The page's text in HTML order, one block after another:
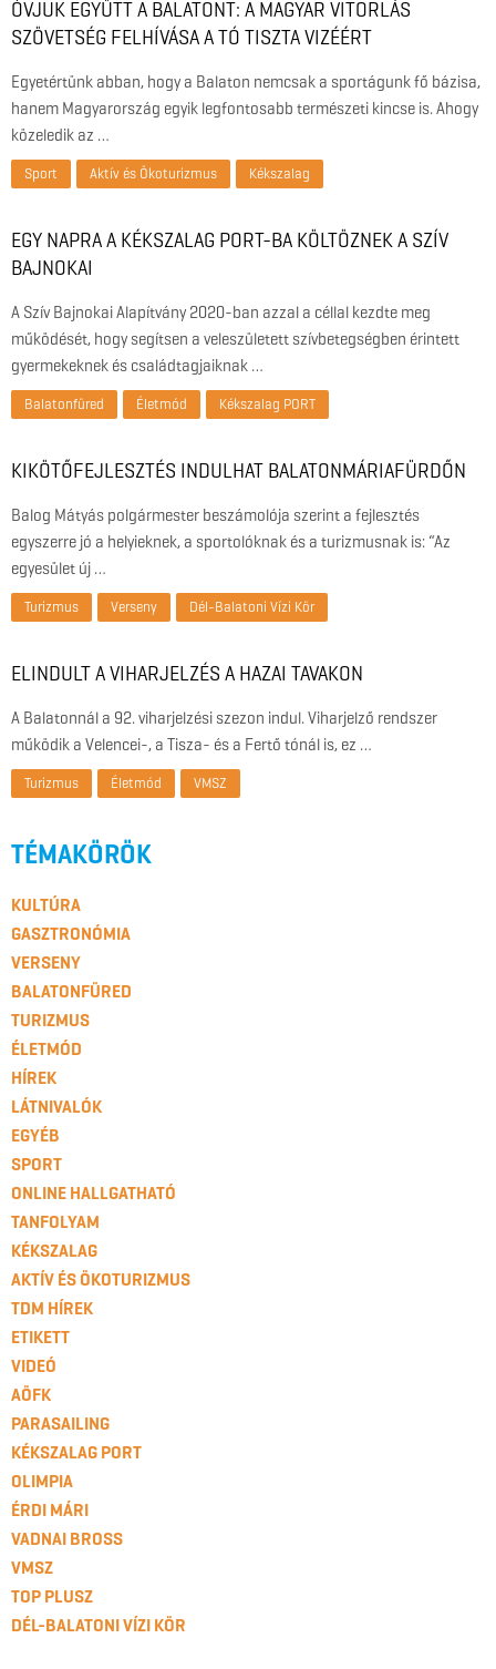
ÓVJUK EGYÜTT A BALATONT: A MAGYAR VITORLÁS
SZÖVETSÉG FELHÍVÁSA A TÓ TISZTA VIZÉÉRT
Egyetértünk abban, hogy a Balaton nemcsak a sportágunk fő bázisa,
hanem Magyarország egyik legfontosabb természeti kincse is. Ahogy
közeledik az …
Sport Aktív és Ökoturizmus Kékszalag
EGY NAPRA A KÉKSZALAG PORT-BA KÖLTÖZNEK A SZÍV
BAJNOKAI
A Szív Bajnokai Alapítvány 2020-ban azzal a céllal kezdte meg
működését, hogy segítsen a veleszületett szívbetegségben érintett
gyermekeknek és családtagjaiknak …
Balatonfüred Életmód Kékszalag PORT
KIKÖTŐFEJLESZTÉS INDULHAT BALATONMÁRIAFÜRDŐN
Balog Mátyás polgármester beszámolója szerint a fejlesztés
egyszerre jó a helyieknek, a sportolóknak és a turizmusnak is: “Az
egyesület új …
Turizmus Verseny Dél-Balatoni Vízi Kör
ELINDULT A VIHARJELZÉS A HAZAI TAVAKON
A Balatonnál a 92. viharjelzési szezon indul. Viharjelző rendszer
működik a Velencei-, a Tisza- és a Fertő tónál is, ez …
Turizmus Életmód VMSZ
TÉMAKÖRÖK
KULTÚRA
GASZTRONÓMIA
VERSENY
BALATONFÜRED
TURIZMUS
ÉLETMÓD
HÍREK
LÁTNIVALÓK
EGYÉB
SPORT
ONLINE HALLGATHATÓ
TANFOLYAM
KÉKSZALAG
AKTÍV ÉS ÖKOTURIZMUS
TDM HÍREK
ETIKETT
VIDEÓ
AÖFK
PARASAILING
KÉKSZALAG PORT
OLIMPIA
ÉRDI MÁRI
VADNAI BROSS
VMSZ
TOP PLUSZ
DÉL-BALATONI VÍZI KÖR